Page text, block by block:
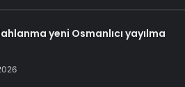
yeni Osmanlıcı yayılma